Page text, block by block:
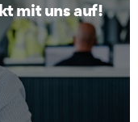
mit uns auf!